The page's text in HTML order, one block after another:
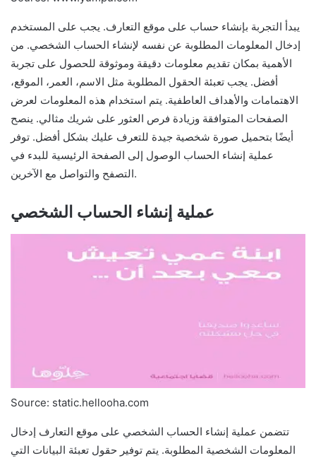
يبدأ التجربة بإنشاء حساب على موقع التعارف. يجب على المستخدم
إدخال المعلومات المطلوبة عن نفسه لإنشاء الحساب الشخصي. من
الأهمية بمكان تقديم معلومات دقيقة وموثوقة للحصول على تجربة
أفضل. يجب تعبئة الحقول المطلوبة مثل الاسم، العمر، الموقع،
الاهتمامات والأهداف العاطفية. يتم استخدام هذه المعلومات لعرض
الصفحات المتوافقة وزيادة فرص العثور على شريك مثالي. ينصح
أيضًا بتحميل صورة شخصية جيدة للتعرف عليك بشكل أفضل. توفر
عملية إنشاء الحساب الوصول إلى الصفحة الرئيسية للبدء في
التصفح والتواصل مع الآخرين.
عملية إنشاء الحساب الشخصي
Source: static.hellooha.com
تتضمن عملية إنشاء الحساب الشخصي على موقع التعارف إدخال
المعلومات الشخصية المطلوبة. يتم توفير حقول تعبئة البيانات التي